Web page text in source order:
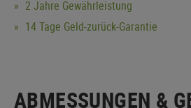
2 Jahre Gewährleistung
14 Tage Geld-zurück-Garantie
ABMESSUNGEN &